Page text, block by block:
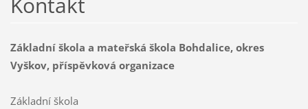
Základní škola a mateřská škola Bohdalice, okres
Vyškov, příspěvková organizace
Základní škola